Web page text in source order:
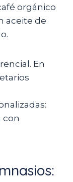
orgánico
aceite de
En
con